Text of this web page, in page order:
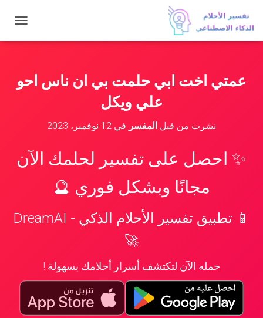
ب
ا
عمتي اخت ابي حلمت بي ان ناس احو
علي ويكل
نشرت من قبل المفسر في 12 نوفمبر، 2023
✨ احصل على تفسير لحلمك الآن
مجانًا وبشكل فوري 🔮
📱 تطبيق تفسير الأحلام الذكي - DreamAI
🚀
حمله الآن لتكتشف أسرار أحلامك بسهولة !